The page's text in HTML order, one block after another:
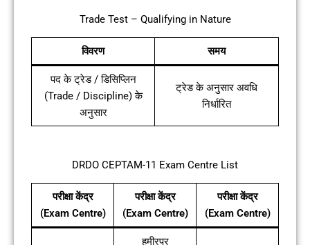
Trade Test – Qualifying in Nature
विवरण समय
पद के ट्रेड / डिसिप्लिन
(Trade / Discipline) के
अनुसार
ट्रेड के अनुसार अवधि
निर्धारित
DRDO CEPTAM-11 Exam Centre List
परीक्षा केंद्र
(Exam Centre)
परीक्षा केंद्र
(Exam Centre)
परीक्षा केंद्र
(Exam Centre)
हमीरपुर